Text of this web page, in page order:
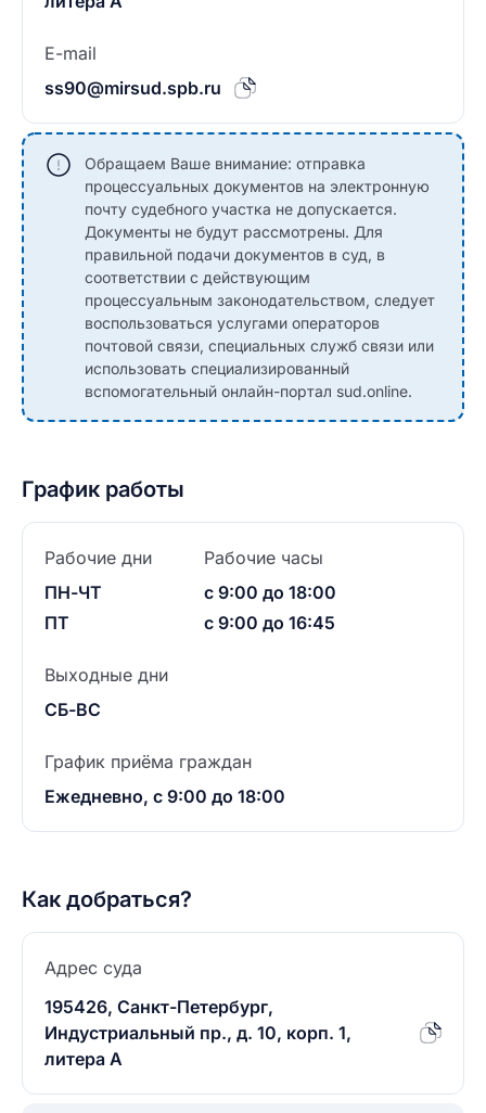
E-mail
ss90@mirsud.spb.ru
Обращаем Ваше внимание: отправка
процессуальных документов на электронную
почту судебного участка не допускается.
Документы не будут рассмотрены. Для
правильной подачи документов в суд, в
соответствии с действующим
процессуальным законодательством, следует
воспользоваться услугами операторов
почтовой связи, специальных служб связи или
использовать специализированный
вспомогательный онлайн-портал sud.online.
График работы
Рабочие дни
ПН-ЧТ
ПТ
Рабочие часы
с 9:00 до 18:00
с 9:00 до 16:45
Выходные дни
СБ-ВС
График приёма граждан
Ежедневно, с 9:00 до 18:00
Как добраться?
Адрес суда
195426, Санкт-Петербург,
Индустриальный пр., д. 10, корп. 1,
литера А